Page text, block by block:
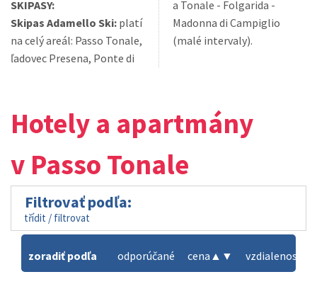
SKIPASY:
Skipas Adamello Ski: platí
na celý areál: Passo Tonale,
ľadovec Presena, Ponte di
a Tonale - Folgarida -
Madonna di Campiglio
(malé intervaly).
Hotely a apartmány
v Passo Tonale
Filtrovať podľa:
třídit / filtrovat
zoradiť podľa odporúčané cena ▲ ▼ vzdialenosť